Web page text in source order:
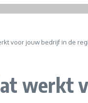
voor jouw bedrijf in de
werkt